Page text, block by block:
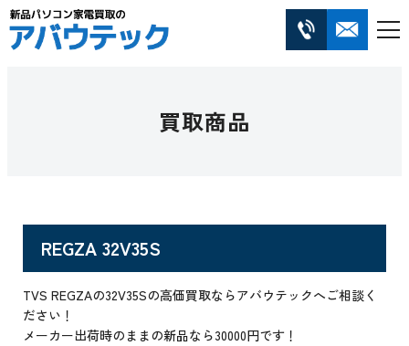
買取商品
REGZA 32V35S
TVS REGZAの32V35Sの高価買取ならアバウテックへご相談く
ださい！
メーカー出荷時のままの新品なら30000円です！